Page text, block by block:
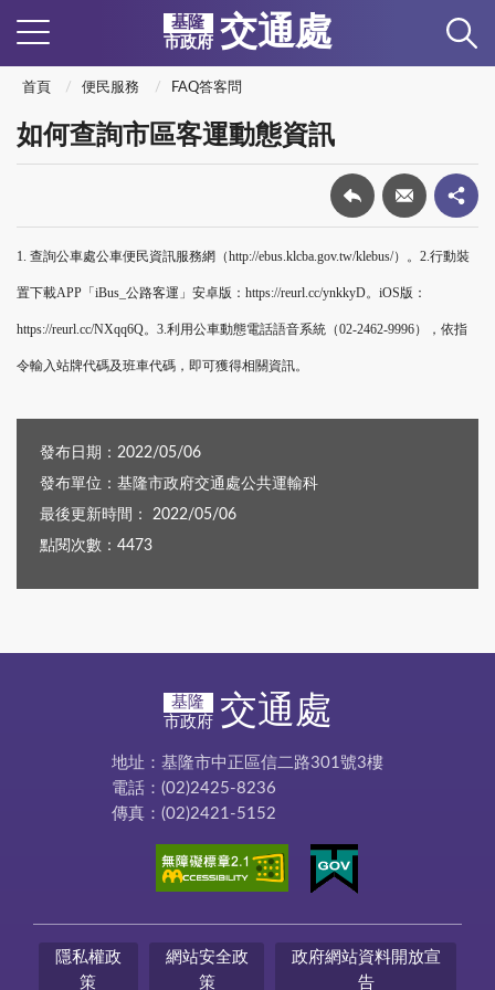
基隆
市政府 交通處
首頁 便民服務 FAQ答客問
如何查詢市區客運動態資訊
1. 查詢公車處公車便民資訊服務網（http://ebus.klcba.gov.tw/klebus/）。2.行動裝
置下載APP「iBus_公路客運」安卓版：https://reurl.cc/ynkkyD。iOS版：
https://reurl.cc/NXqq6Q。3.利用公車動態電話語音系統（02-2462-9996），依指
令輸入站牌代碼及班車代碼，即可獲得相關資訊。
發布日期：2022/05/06
發布單位：基隆市政府交通處公共運輸科
最後更新時間： 2022/05/06
點閱次數：4473
基隆
市政府 交通處
地址：基隆市中正區信二路301號3樓
電話：(02)2425-8236
傳真：(02)2421-5152
隱私權政
策
網站安全政
策
政府網站資料開放宣
告